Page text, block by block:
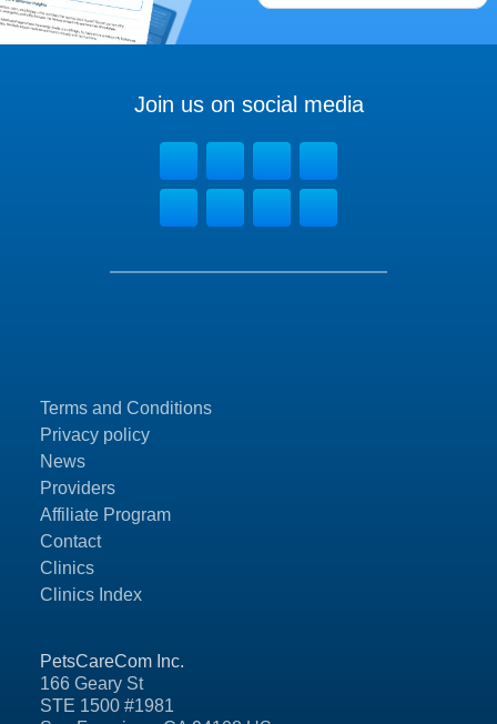
PetsCareCom Inc.
166 Geary St
STE 1500 #1981
Terms and Conditions
Privacy policy
News
Providers
Affiliate Program
Contact
Clinics
Clinics Index
Join us on social media